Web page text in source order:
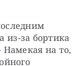
за бортика
Намекая на то,